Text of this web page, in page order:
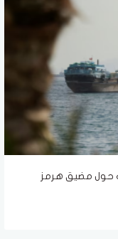
حول مضيق هرمز